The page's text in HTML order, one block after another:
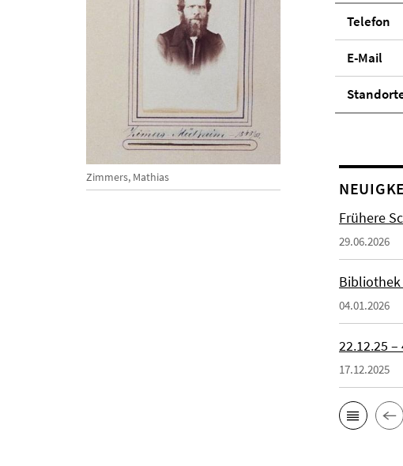
Zimmers, Mathias
Telefon
E-Mail
Frühere
29.06.2026
Bibliothek
04.01.2026
22.12.25
17.12.2025